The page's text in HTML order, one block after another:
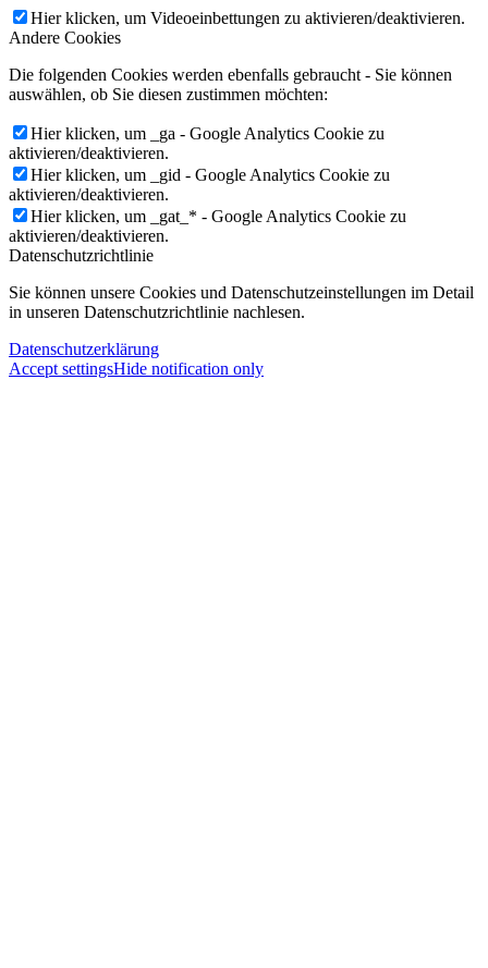
Hier klicken, um Videoeinbettungen zu aktivieren/deaktivieren.
Andere Cookies
Die folgenden Cookies werden ebenfalls gebraucht - Sie können
auswählen, ob Sie diesen zustimmen möchten:
Hier klicken, um _ga - Google Analytics Cookie zu
aktivieren/deaktivieren.
Hier klicken, um _gid - Google Analytics Cookie zu
aktivieren/deaktivieren.
Hier klicken, um _gat_* - Google Analytics Cookie zu
aktivieren/deaktivieren.
Datenschutzrichtlinie
Sie können unsere Cookies und Datenschutzeinstellungen im Detail
in unseren Datenschutzrichtlinie nachlesen.
Datenschutzerklärung
Accept settingsHide notification only